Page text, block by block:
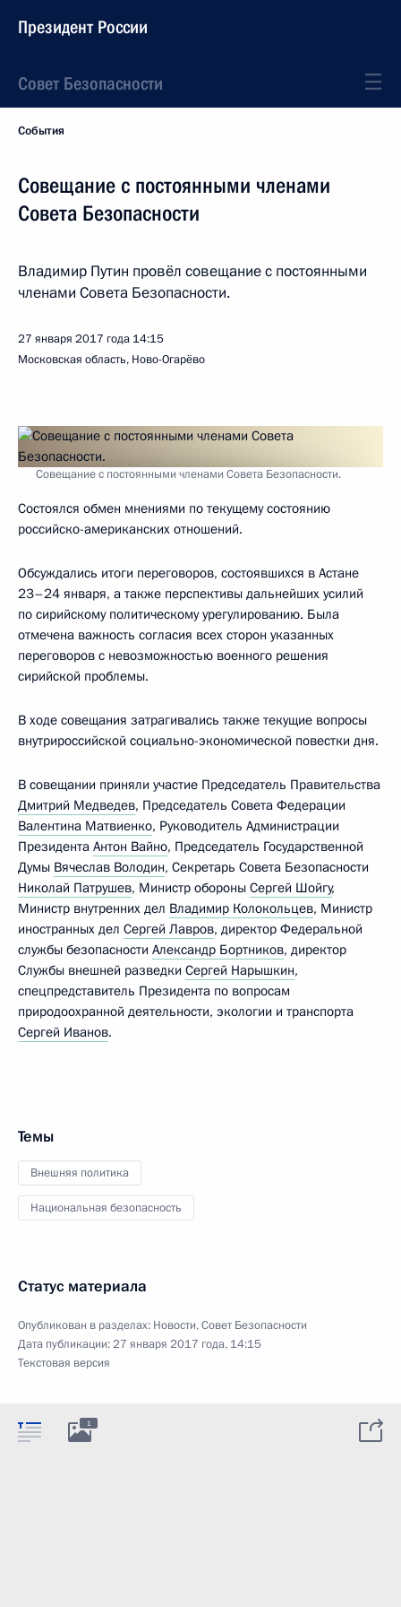
Президент России
Совет Безопасности
События
Совещание с постоянными членами
Совета Безопасности
Владимир Путин провёл совещание с постоянными
членами Совета Безопасности.
27 января 2017 года 14:15
Московская область, Ново-Огарёво
Совещание с постоянными членами Совета Безопасности.
Состоялся обмен мнениями по текущему состоянию
российско-американских отношений.
Обсуждались итоги переговоров, состоявшихся в Астане
23–24 января, а также перспективы дальнейших усилий
по сирийскому политическому урегулированию. Была
отмечена важность согласия всех сторон указанных
переговоров с невозможностью военного решения
сирийской проблемы.
В ходе совещания затрагивались также текущие вопросы
внутрироссийской социально-экономической повестки дня.
В совещании приняли участие Председатель Правительства
Дмитрий Медведев, Председатель Совета Федерации
Валентина Матвиенко, Руководитель Администрации
Президента Антон Вайно, Председатель Государственной
Думы Вячеслав Володин, Секретарь Совета Безопасности
Николай Патрушев, Министр обороны Сергей Шойгу,
Министр внутренних дел Владимир Колокольцев, Министр
иностранных дел Сергей Лавров, директор Федеральной
службы безопасности Александр Бортников, директор
Службы внешней разведки Сергей Нарышкин,
спецпредставитель Президента по вопросам
природоохранной деятельности, экологии и транспорта
Сергей Иванов.
Темы
Внешняя политика
Национальная безопасность
Статус материала
Опубликован в разделах: Новости,Совет Безопасности
Дата публикации:27 января 2017 года, 14:15
Текстовая версия
1